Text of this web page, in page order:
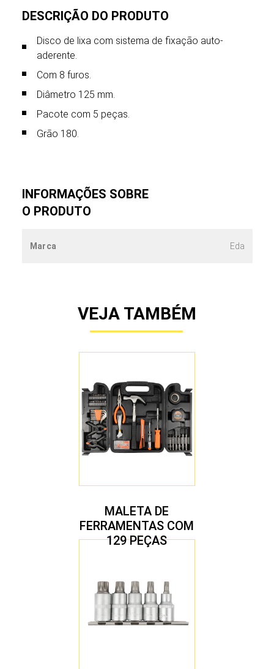
DESCRIÇÃO DO PRODUTO
Disco de lixa com sistema de fixação auto-
aderente.
Com 8 furos.
Diâmetro 125 mm.
Pacote com 5 peças.
Grão 180.
INFORMAÇÕES SOBRE
O PRODUTO
Marca Eda
VEJA TAMBÉM
MALETA DE
FERRAMENTAS COM
129 PEÇAS